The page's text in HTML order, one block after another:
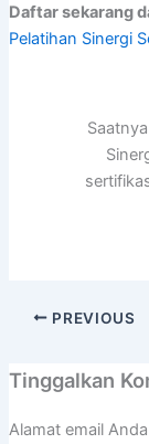
Daftar sekarang
Pelatihan Sinergi
PREVIOUS
Tinggalkan
Alamat email